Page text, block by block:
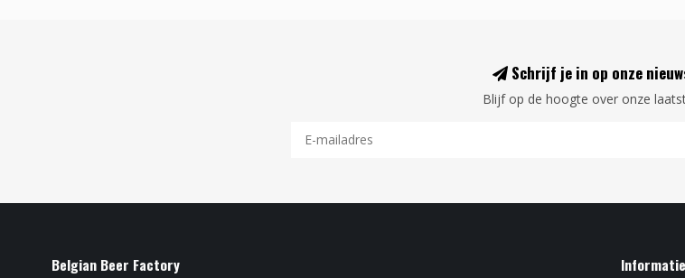
Schrijf je in op onze
Blijf op de hoogte over onze
Belgian Beer Factory Informatie